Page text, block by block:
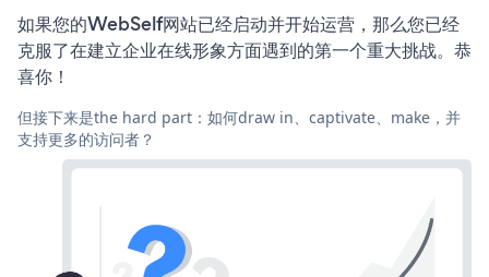
如果您的WebSelf网站已经启动并开始运营，那么您已经
克服了在建立企业在线形象方面遇到的第一个重大挑战。恭
喜你！
但接下来是the hard part：如何draw in、captivate、make，并
支持更多的访问者？